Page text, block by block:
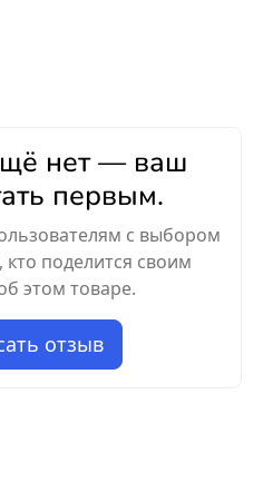
нет — ваш
первым.
с выбором
поделится своим
этом товаре.
отзыв